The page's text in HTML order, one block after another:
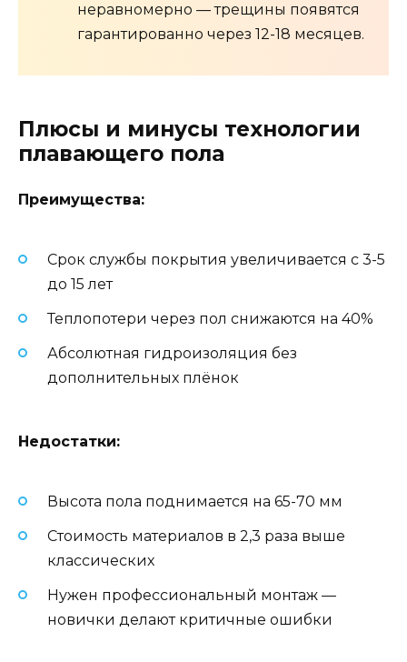
неравномерно — трещины появятся
гарантированно через 12-18 месяцев.
Плюсы и минусы технологии
плавающего пола
Преимущества:
Срок службы покрытия увеличивается с 3-5
до 15 лет
Теплопотери через пол снижаются на 40%
Абсолютная гидроизоляция без
дополнительных плёнок
Недостатки:
Высота пола поднимается на 65-70 мм
Стоимость материалов в 2,3 раза выше
классических
Нужен профессиональный монтаж —
новички делают критичные ошибки